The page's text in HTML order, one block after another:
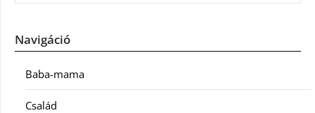
Navigáció
Baba-mama
Család